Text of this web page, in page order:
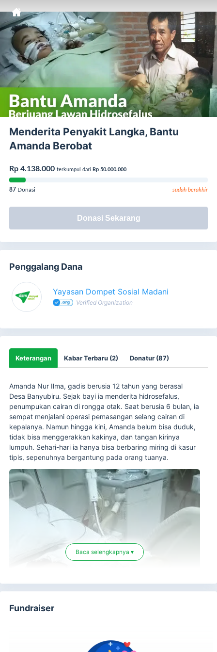
Menderita Penyakit Langka, Bantu
Amanda Berobat
Rp 4.138.000 terkumpul dari Rp 50.000.000
87 Donasi sudah berakhir
Donasi Sekarang
Penggalang Dana
Yayasan Dompet Sosial Madani
Verified Organization
Keterangan Kabar Terbaru (2) Donatur (87)
Amanda Nur Ilma, gadis berusia 12 tahun yang berasal
Desa Banyubiru. Sejak bayi ia menderita hidrosefalus,
penumpukan cairan di rongga otak. Saat berusia 6 bulan, ia
sempat menjalani operasi pemasangan selang cairan di
kepalanya. Namun hingga kini, Amanda belum bisa duduk,
tidak bisa menggerakkan kakinya, dan tangan kirinya
lumpuh. Sehari-hari ia hanya bisa berbaring miring di kasur
tipis, sepenuhnya bergantung pada orang tuanya.
Baca selengkapnya ▾
Fundraiser